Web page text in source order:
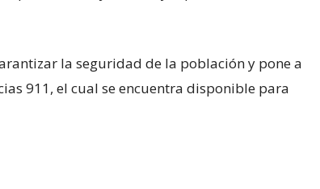
la seguridad de la población y pone a
911, el cual se encuentra disponible para